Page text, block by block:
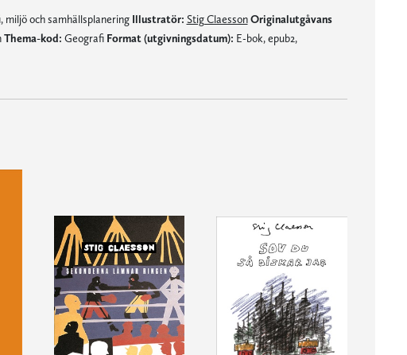
miljö och samhällsplanering Illustratör: Stig Claesson Originalutgåvans
Thema-kod: Geografi Format (utgivningsdatum): E-bok, epub2,